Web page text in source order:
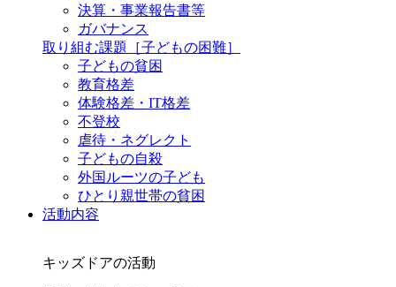
決算・事業報告書等
ガバナンス
取り組む課題
［子どもの困難］
子どもの貧困
教育格差
体験格差・IT格差
不登校
虐待・ネグレクト
子どもの自殺
外国ルーツの子ども
ひとり親世帯の貧困
活動内容
キッズドアの活動